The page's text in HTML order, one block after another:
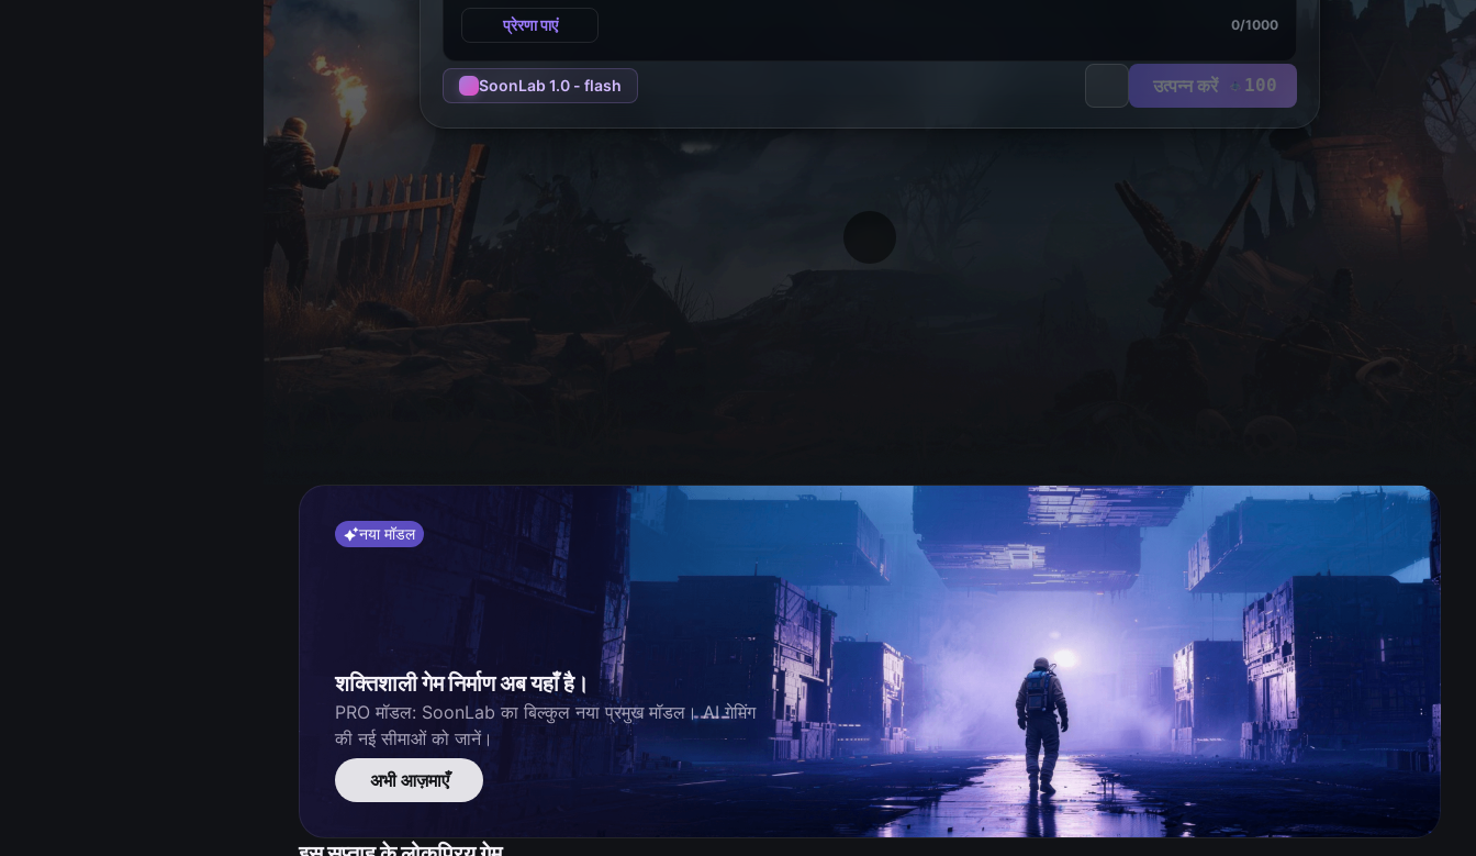
प्रेरणा पाएं 0/1000
SoonLab 1.0 - flash उत्पन्न करें 100
नया मॉडल
शक्तिशाली गेम निर्माण अब यहाँ है।
PRO मॉडल: SoonLab का बिल्कुल नया प्रमुख मॉडल। AI गेमिंग
की नई सीमाओं को जानें।
अभी आज़माएँ